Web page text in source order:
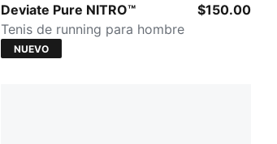
Deviate Pure NITRO™
Moss Veil-PUMA Black
Tenis de running para hombre
$150.00
NUEVO